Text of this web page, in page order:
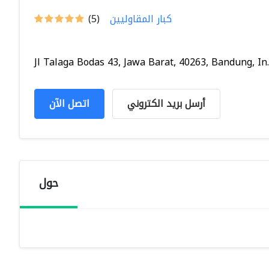
(5) كبار المقاوليين
Jl Talaga Bodas 43, Jawa Barat, 40263, Bandung,
اتصل الآن أرسل بريد الكتروني
حول